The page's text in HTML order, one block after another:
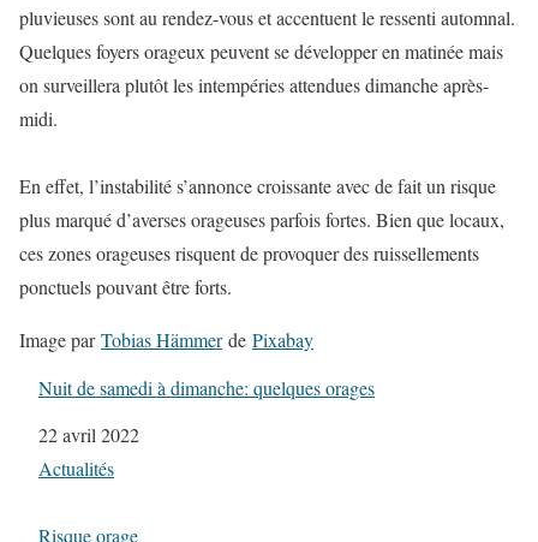
pluvieuses sont au rendez-vous et accentuent le ressenti automnal.
Quelques foyers orageux peuvent se développer en matinée mais
on surveillera plutôt les intempéries attendues dimanche après-
midi.
En effet, l’instabilité s’annonce croissante avec de fait un risque
plus marqué d’averses orageuses parfois fortes. Bien que locaux,
ces zones orageuses risquent de provoquer des ruissellements
ponctuels pouvant être forts.
Image parTobias Hämmerde Pixabay
Nuit de samedi à dimanche: quelques orages
Date
22 avril 2022
Par rapport à
Actualités
Risque orage